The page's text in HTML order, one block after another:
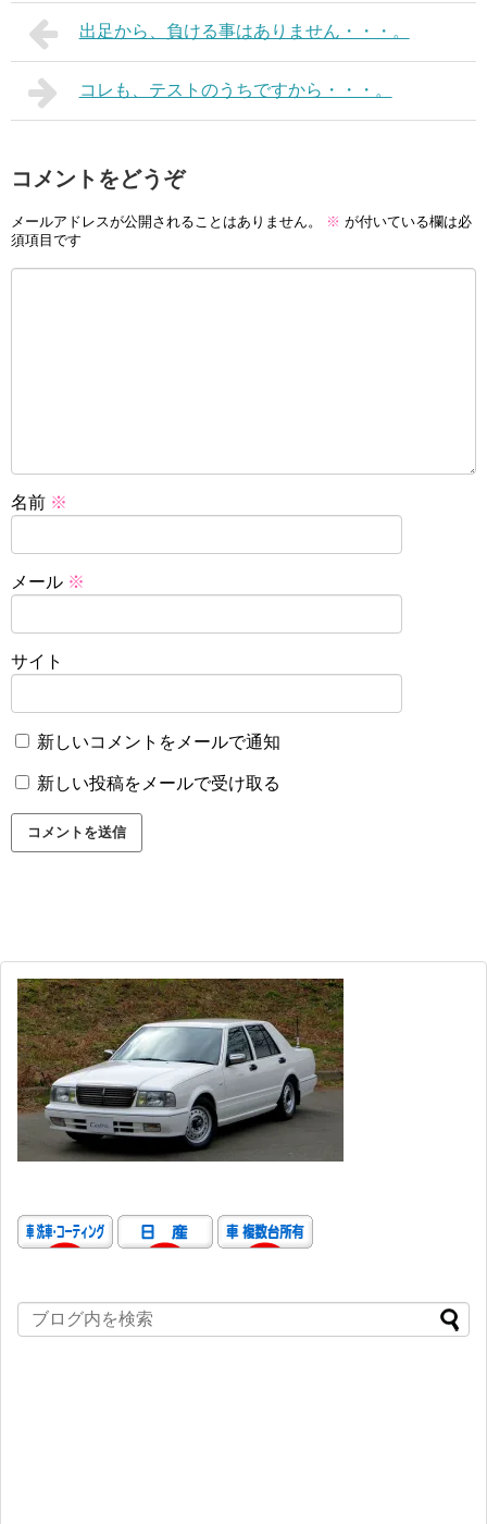
出足から、負ける事はありません・・・。
コレも、テストのうちですから・・・。
コメントをどうぞ
メールアドレスが公開されることはありません。 ※ が付いている欄は必
須項目です
名前 ※
メール ※
サイト
新しいコメントをメールで通知
新しい投稿をメールで受け取る